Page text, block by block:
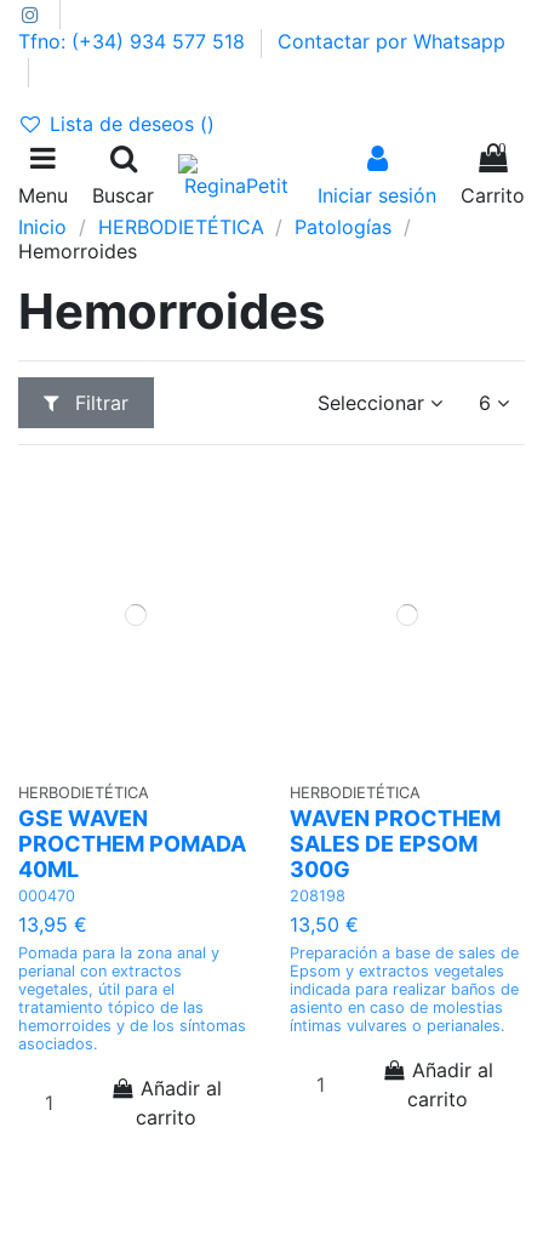
Tfno: (+34) 934 577 518 Contactar por Whatsapp
Lista de deseos ()
Menu Buscar Iniciar sesión
0
Carrito
Inicio
HERBODIETÉTICA
Patologías
Hemorroides
Hemorroides
Filtrar Seleccionar 6
HERBODIETÉTICA
GSE WAVEN
PROCTHEM POMADA
40ML
000470
13,95 €
Pomada para la zona anal y
perianal con extractos
vegetales, útil para el
tratamiento tópico de las
hemorroides y de los síntomas
asociados.
Añadir al
carrito
HERBODIETÉTICA
WAVEN PROCTHEM
SALES DE EPSOM
300G
208198
13,50 €
Preparación a base de sales de
Epsom y extractos vegetales
indicada para realizar baños de
asiento en caso de molestias
íntimas vulvares o perianales.
Añadir al
carrito